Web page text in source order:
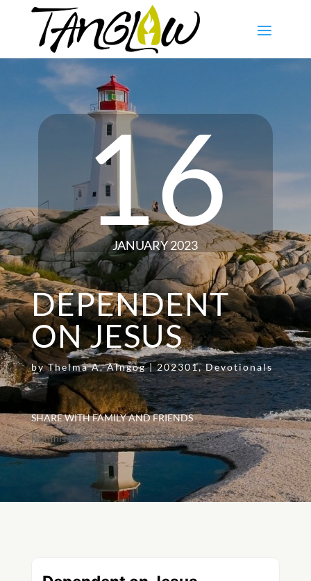
16
JANUARY 2023
DEPENDENT
ON JESUS
byThelma A. Alngog|202301,Devotionals
SHARE WITH FAMILY AND FRIENDS
[addthis tool="addthis_inline_share_toolbox"]